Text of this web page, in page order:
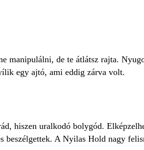
manipulálni, de te átlátsz rajta.
egy ajtó, ami eddig zárva volt.
hiszen uralkodó bolygód.
beszélgettek. A Nyilas Hold nagy